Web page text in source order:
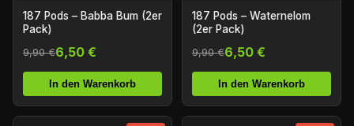
187 Pods – Babba Bum (2er
Pack)
9,90 €6,50 €
In den Warenkorb
187 Pods – Waternelom
(2er Pack)
9,90 €6,50 €
In den Warenkorb